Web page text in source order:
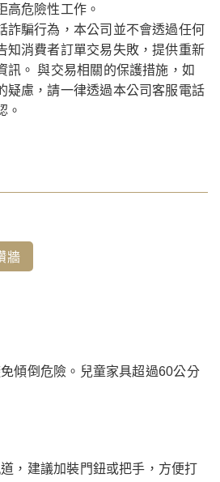
高危險性工作。
詐騙行為，本公司並不會透過任何
知消費者訂單交易失敗，提供重新
訊。 與交易相關的保護措施，如
疑慮，請一律透過本公司客服電話
。
牆
傾倒危險。兒童家具超過60公分
，建議加裝門鈕或把手，方便打